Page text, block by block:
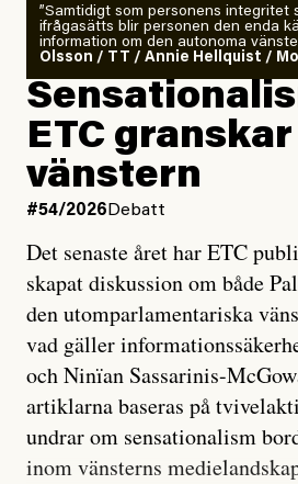
”Samtidigt som personens integritet
ifrågasätts blir personen den enda
information om den autonoma
Olsson / TT / Annie Hellquist /
ETC granskar
vänstern
#54/2026 Debatt
Det senaste året har ETC
skapat diskussion om både
den utomparlamentariska
vad gäller
och Ninïan Sassarinis-
artiklarna baseras på
undrar om sensationalism
inom vänsterns